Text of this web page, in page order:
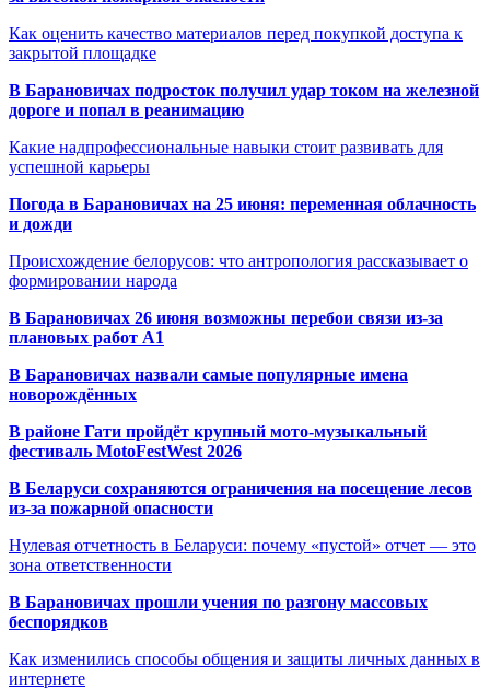
Как оценить качество материалов перед покупкой доступа к
закрытой площадке
В Барановичах подросток получил удар током на железной
дороге и попал в реанимацию
Какие надпрофессиональные навыки стоит развивать для
успешной карьеры
Погода в Барановичах на 25 июня: переменная облачность
и дожди
Происхождение белорусов: что антропология рассказывает о
формировании народа
В Барановичах 26 июня возможны перебои связи из-за
плановых работ A1
В Барановичах назвали самые популярные имена
новорождённых
В районе Гати пройдёт крупный мото-музыкальный
фестиваль MotoFestWest 2026
В Беларуси сохраняются ограничения на посещение лесов
из-за пожарной опасности
Нулевая отчетность в Беларуси: почему «пустой» отчет — это
зона ответственности
В Барановичах прошли учения по разгону массовых
беспорядков
Как изменились способы общения и защиты личных данных в
интернете